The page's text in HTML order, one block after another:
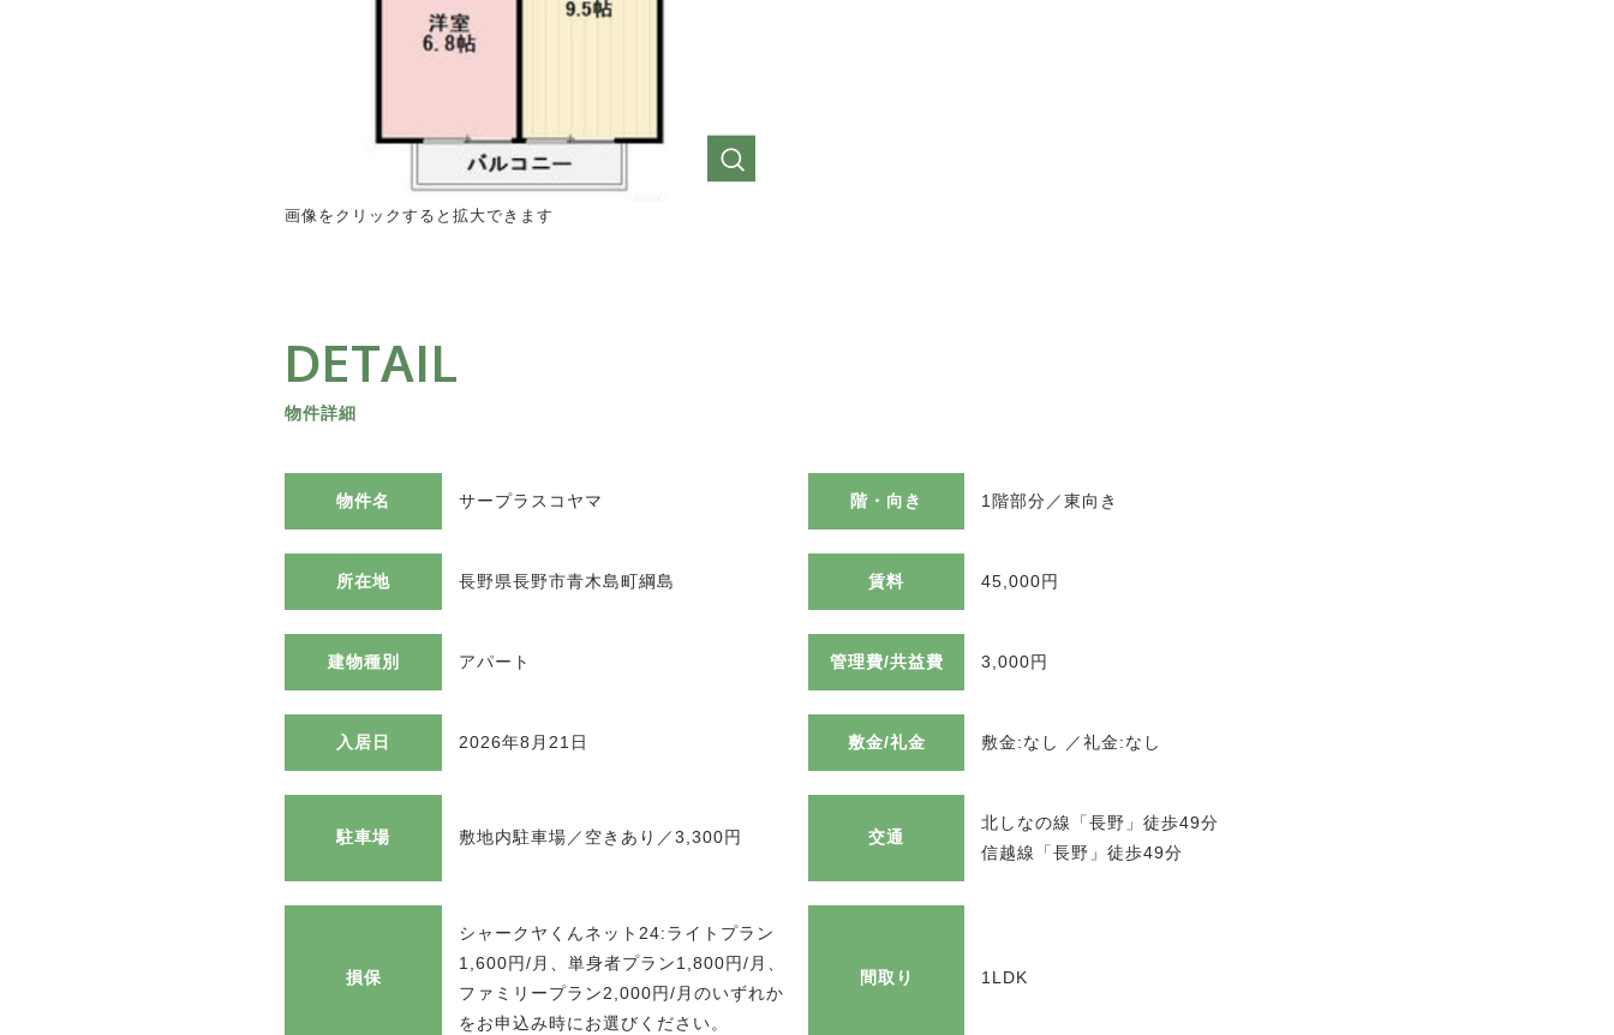
画像をクリックすると拡大できます
DETAIL
物件詳細
物件名 サープラスコヤマ 階・向き 1階部分／東向き
所在地 長野県長野市青木島町綱島 賃料 45,000円
建物種別 アパート 管理費/共益費 3,000円
入居日 2026年8月21日 敷金/礼金 敷金:なし ／礼金:なし
駐車場 敷地内駐車場／空きあり／3,300円 交通
北しなの線「長野」徒歩49分
信越線「長野」徒歩49分
損保
シャークヤくんネット24:ライトプラン
1,600円/月、単身者プラン1,800円/月、
ファミリープラン2,000円/月のいずれか
をお申込み時にお選びください。
間取り 1LDK